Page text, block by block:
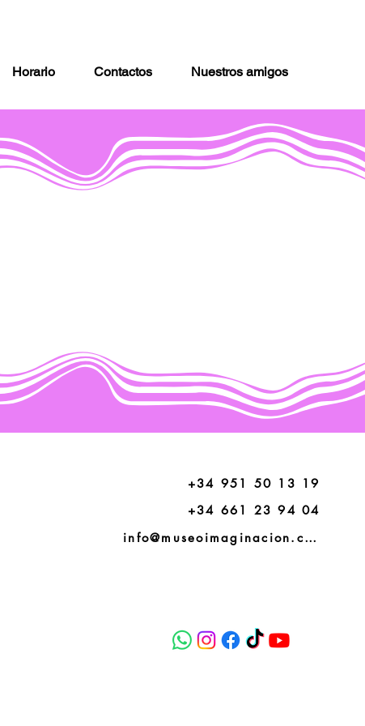
Horario Contactos Nuestros amigos
+34 951 50 13 19
+34 661 23 94 04
info@museoimaginacion.com